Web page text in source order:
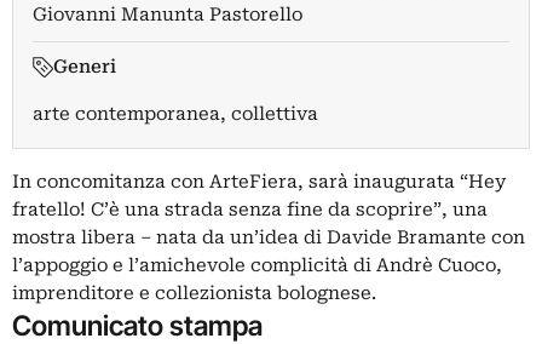
Giovanni Manunta Pastorello
Generi
arte contemporanea, collettiva
In concomitanza con ArteFiera, sarà inaugurata “Hey
fratello! C’è una strada senza fine da scoprire”, una
mostra libera – nata da un’idea di Davide Bramante con
l’appoggio e l’amichevole complicità di Andrè Cuoco,
imprenditore e collezionista bolognese.
Comunicato stampa